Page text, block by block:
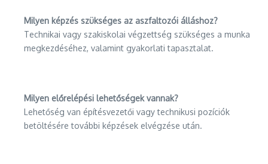
Milyen képzés szükséges az aszfaltozói álláshoz?
Technikai vagy szakiskolai végzettség szükséges a munka
megkezdéséhez, valamint gyakorlati tapasztalat.
Milyen előrelépési lehetőségek vannak?
Lehetőség van építésvezetői vagy technikusi pozíciók
betöltésére további képzések elvégzése után.